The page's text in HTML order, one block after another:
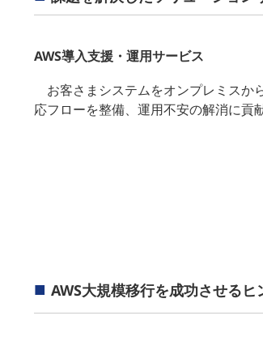
AWS導入支援・運用サービス
お客さまシステムをオンプレミスか
応フローを整備、運用不安の解消に貢
AWS大規模移行を成功させるヒ